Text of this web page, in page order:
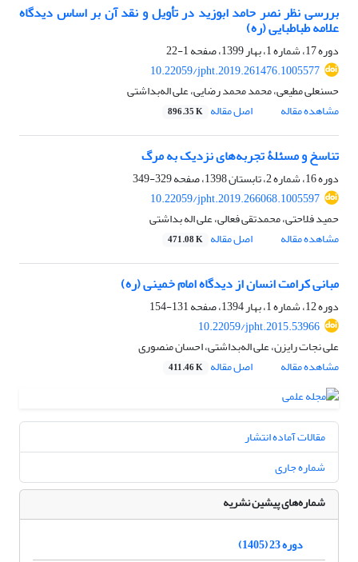
بررسی نظر نصر حامد ابوزید در تأویل و نقد آن بر اساس دیدگاه
علامه طباطبایی (ره)
دوره 17، شماره 1، بهار 1399، صفحه
1-22
10.22059/jpht.2019.261476.1005577
حسنعلی مطیعی، محمد محمد رضایی، علی اله‌بداشتی
مشاهده مقاله
اصل مقاله 896.35 K
تناسخ و مسئلۀ تجربه‌های نزدیک به مرگ
دوره 16، شماره 2، تابستان 1398، صفحه
329-349
10.22059/jpht.2019.266068.1005597
حمید فلاحتی، محمدتقی فعالی، علی‌ اله بداشتی
مشاهده مقاله
اصل مقاله 471.08 K
مبانی کرامت انسان از دیدگاه امام خمینی (ره)
دوره 12، شماره 1، بهار 1394، صفحه
131-154
10.22059/jpht.2015.53966
علی نجات رایزن، علی اله‌بداشتی، احسان منصوری
مشاهده مقاله
اصل مقاله 411.46 K
مقالات آماده انتشار
شماره جاری
شماره‌های پیشین نشریه
دوره 23 (1405)